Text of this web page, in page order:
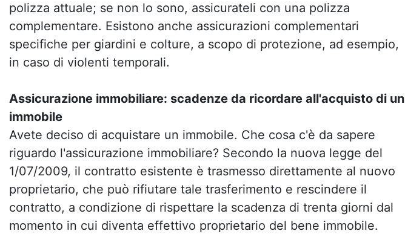
polizza attuale; se non lo sono, assicurateli con una polizza
complementare. Esistono anche assicurazioni complementari
specifiche per giardini e colture, a scopo di protezione, ad esempio,
in caso di violenti temporali.
Assicurazione immobiliare: scadenze da ricordare all'acquisto di un
immobile
Avete deciso di acquistare un immobile. Che cosa c'è da sapere
riguardo l'assicurazione immobiliare? Secondo la nuova legge del
1/07/2009, il contratto esistente è trasmesso direttamente al nuovo
proprietario, che può rifiutare tale trasferimento e rescindere il
contratto, a condizione di rispettare la scadenza di trenta giorni dal
momento in cui diventa effettivo proprietario del bene immobile.